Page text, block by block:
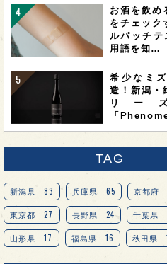
お酒を飲め
をチェック
ルパッチテ
用語を知…
希少なミ
造！新潟・
リー
「
TAG
新潟県 83 兵庫県 65 京都府
東京都 27 長野県 24 千葉県
山形県 17 福島県 16 秋田県
愛知県 14 宮城県 14 岐阜県